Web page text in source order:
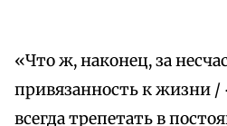
«Что ж, наконец, за
привязанность к жизни /
всегда трепетать в